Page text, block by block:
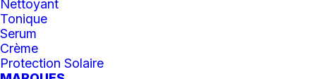
Nettoyant
Tonique
Serum
Crème
Protection Solaire